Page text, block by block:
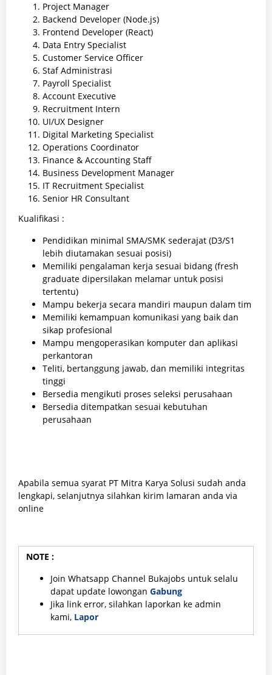
Project Manager
Backend Developer (Node.js)
Frontend Developer (React)
Data Entry Specialist
Customer Service Officer
Staf Administrasi
Payroll Specialist
Account Executive
Recruitment Intern
UI/UX Designer
Digital Marketing Specialist
Operations Coordinator
Finance & Accounting Staff
Business Development Manager
IT Recruitment Specialist
Senior HR Consultant
Kualifikasi :
Pendidikan minimal SMA/SMK sederajat (D3/S1
lebih diutamakan sesuai posisi)
Memiliki pengalaman kerja sesuai bidang (fresh
graduate dipersilakan melamar untuk posisi
tertentu)
Mampu bekerja secara mandiri maupun dalam tim
Memiliki kemampuan komunikasi yang baik dan
sikap profesional
Mampu mengoperasikan komputer dan aplikasi
perkantoran
Teliti, bertanggung jawab, dan memiliki integritas
tinggi
Bersedia mengikuti proses seleksi perusahaan
Bersedia ditempatkan sesuai kebutuhan
perusahaan
Apabila semua syarat PT Mitra Karya Solusi sudah anda
lengkapi, selanjutnya silahkan kirim lamaran anda via
online
NOTE :
Join Whatsapp Channel Bukajobs untuk selalu
dapat update lowongan Gabung
Jika link error, silahkan laporkan ke admin
kami, Lapor